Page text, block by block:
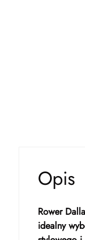
Opis
Rower
idealny